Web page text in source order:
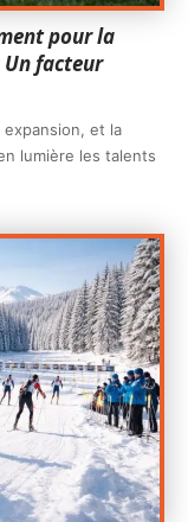
pour la
facteur
et la
lumière les talents